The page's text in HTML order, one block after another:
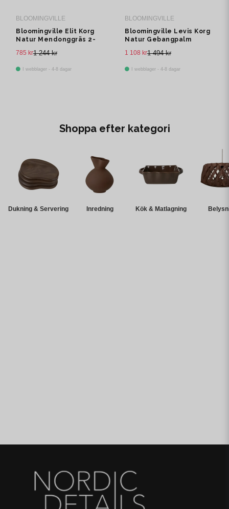
BLOOMINGVILLE
Bloomingville Elit Korg
Natur Mendonggräs 2-
1 244 kr
785 kr
I webblager - 4-8 dagar
BLOOMINGVILLE
Bloomingville Levis Korg
Natur Gebangpalm
1 494 kr
1 108 kr
I webblager - 4-8 dagar
Shoppa efter kategori
Dukning & Servering Inredning Kök & Matlagning